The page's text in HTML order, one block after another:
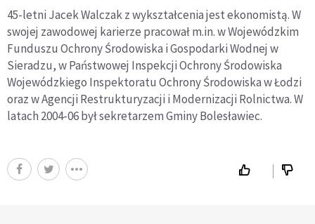
45-letni Jacek Walczak z wykształcenia jest ekonomistą. W
swojej zawodowej karierze pracował m.in. w Wojewódzkim
Funduszu Ochrony Środowiska i Gospodarki Wodnej w
Sieradzu, w Państwowej Inspekcji Ochrony Środowiska
Wojewódzkiego Inspektoratu Ochrony Środowiska w Łodzi
oraz w Agencji Restrukturyzacji i Modernizacji Rolnictwa. W
latach 2004-06 był sekretarzem Gminy Bolesławiec.